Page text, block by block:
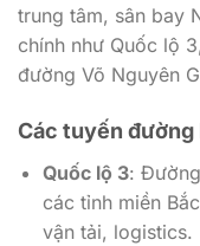
trung tâm, sân bay
chính như Quốc lộ
đường Võ Nguyên
Các tuyến
Quốc lộ 3:
các tỉnh miền
vận tải, logistics.